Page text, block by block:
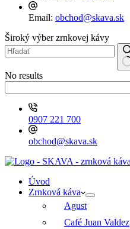
Email: obchod@skava.sk
Široký výber zrnkovej kávy
No results
0907 221 700
obchod@skava.sk
Úvod
Zrnková káva
Agust
Café Juan Valdez